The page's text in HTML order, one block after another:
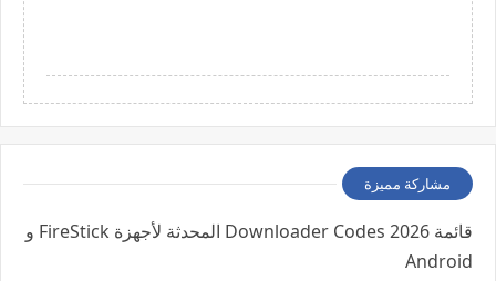
مشاركة مميزة
قائمة 2026 Downloader Codes المحدثة لأجهزة FireStick و
Android